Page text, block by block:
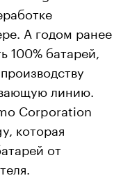
А годом ранее
100% батарей,
линию.
Corporation
которая
от